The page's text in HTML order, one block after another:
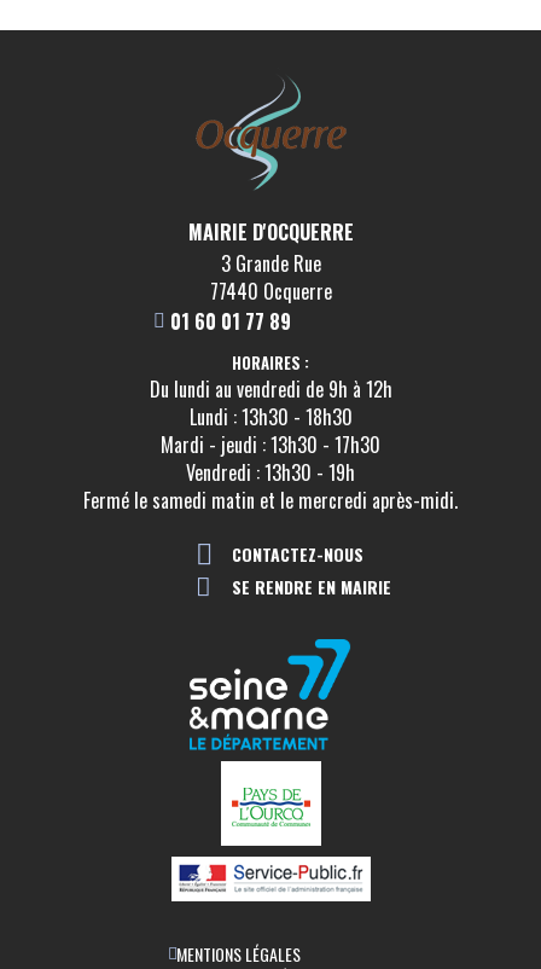
INFIRMIER
Cab. Infirmier - Remere
VOIR LA FICHE
MÉDECIN
Docteur Chastagnol Martial
VOIR LA FICHE
MÉDECIN
Docteur Madalina MANEA
VOIR LA FICHE
Docteur Patrick Boucher
VOIR LA FICHE
MÉDECIN
Docteur Streith
VOIR LA FICHE
MAIRIE D'OCQUERRE
3 Grande Rue
77440 Ocquerre
01 60 01 77 89
HORAIRES :
Du lundi au vendredi de 9h à 12h
Lundi : 13h30 - 18h30
Mardi - jeudi : 13h30 - 17h30
Vendredi : 13h30 - 19h
Fermé le samedi matin et le mercredi après-midi.
CONTACTEZ-NOUS
SE RENDRE EN MAIRIE
MENTIONS LÉGALES